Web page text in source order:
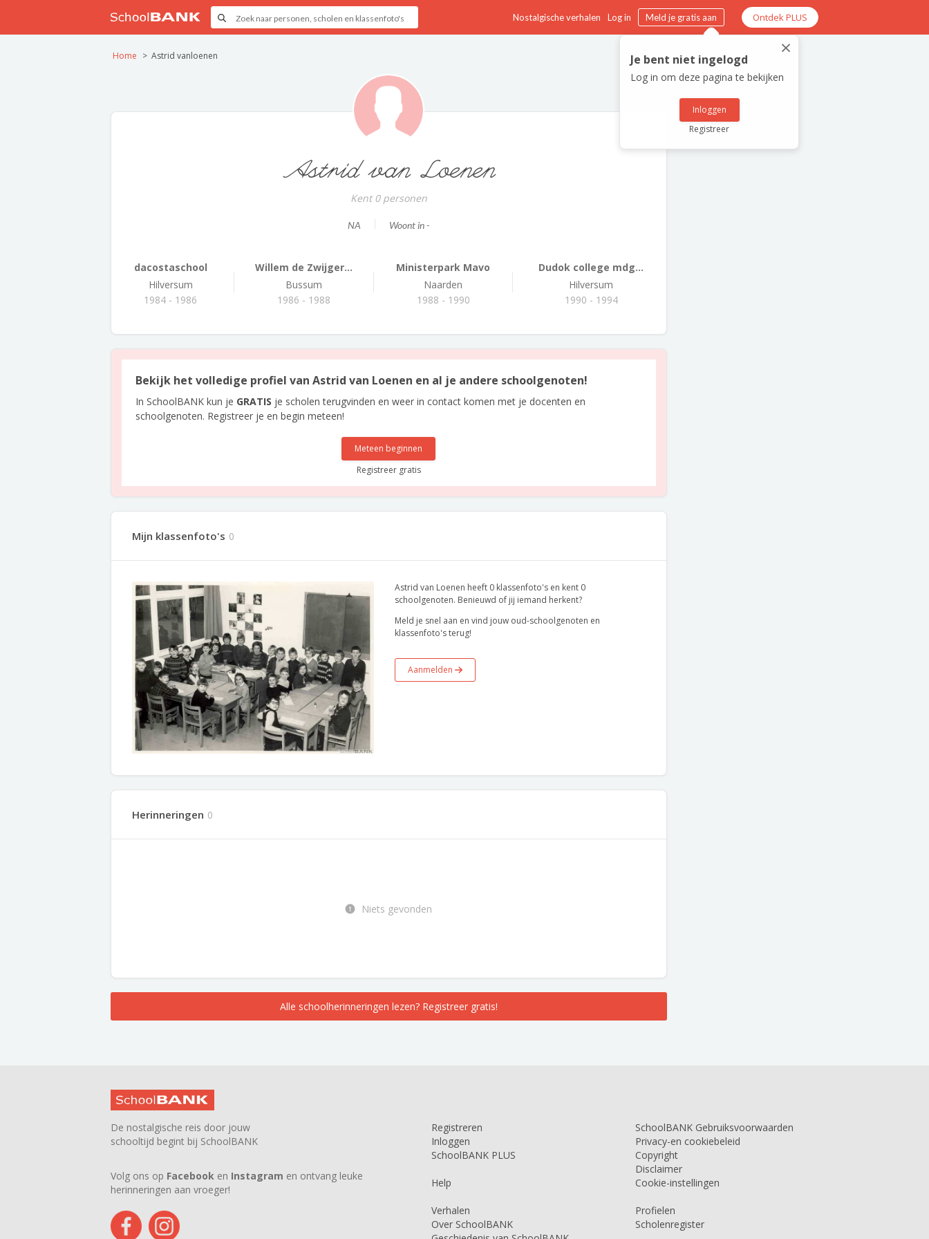
Nostalgische verhalen Log in Meld je gratis aan Ontdek PLUS
×
Je bent niet ingelogd
Log in om deze pagina te bekijken
Inloggen
Registreer
Home Astrid vanloenen
Astrid van Loenen
Kent 0 personen
NA Woont in -
dacostaschool
Hilversum
1984 - 1986
Willem de Zwijger...
Bussum
1986 - 1988
Ministerpark Mavo
Naarden
1988 - 1990
Dudok college mdg...
Hilversum
1990 - 1994
Bekijk het volledige profiel van Astrid van Loenen en al je andere schoolgenoten!
In SchoolBANK kun je GRATIS je scholen terugvinden en weer in contact komen met je docenten en
schoolgenoten. Registreer je en begin meteen!
Meteen beginnen
Registreer gratis
Mijn klassenfoto's 0
Astrid van Loenen heeft 0 klassenfoto's en kent 0
schoolgenoten. Benieuwd of jij iemand herkent?
Meld je snel aan en vind jouw oud-schoolgenoten en
klassenfoto's terug!
Aanmelden
Herinneringen 0
Niets gevonden
Alle schoolherinneringen lezen? Registreer gratis!
De nostalgische reis door jouw
schooltijd begint bij SchoolBANK
Volg ons op Facebook en Instagram en ontvang leuke
herinneringen aan vroeger!
Registreren
Inloggen
SchoolBANK PLUS
Help
Verhalen
Over SchoolBANK
SchoolBANK Gebruiksvoorwaarden
Privacy-en cookiebeleid
Copyright
Disclaimer
Cookie-instellingen
Profielen
Scholenregister